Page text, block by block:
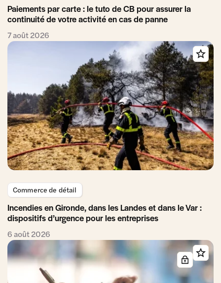
Paiements par carte : le tuto de CB pour assurer la
continuité de votre activité en cas de panne
7 août 2026
Commerce de détail
Incendies en Gironde, dans les Landes et dans le Var :
dispositifs d’urgence pour les entreprises
6 août 2026